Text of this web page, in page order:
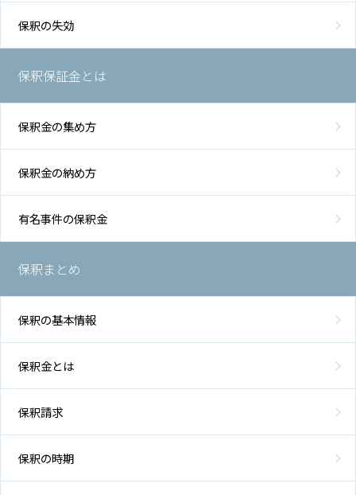
保釈の失効
保釈保証金とは
保釈金の集め方
保釈金の納め方
有名事件の保釈金
保釈まとめ
保釈の基本情報
保釈金とは
保釈請求
保釈の時期